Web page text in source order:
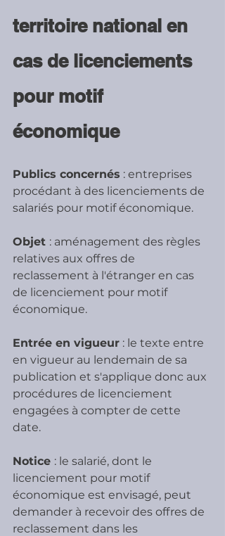
territoire national en
cas de licenciements
pour motif
économique
Publics concernés : entreprises
procédant à des licenciements de
salariés pour motif économique.
Objet : aménagement des règles
relatives aux offres de
reclassement à l'étranger en cas
de licenciement pour motif
économique.
Entrée en vigueur : le texte entre
en vigueur au lendemain de sa
publication et s'applique donc aux
procédures de licenciement
engagées à compter de cette
date.
Notice : le salarié, dont le
licenciement pour motif
économique est envisagé, peut
demander à recevoir des offres de
reclassement dans les